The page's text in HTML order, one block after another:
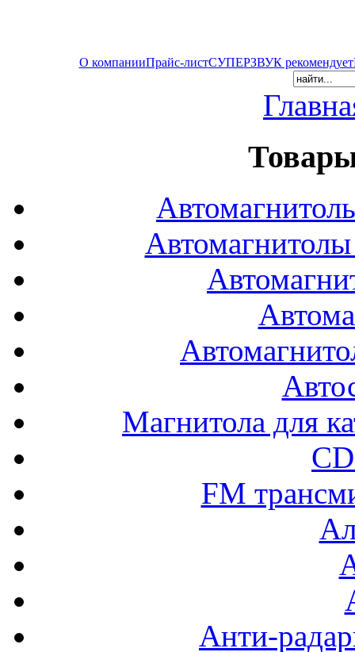
О компанииПрайс-листСУПЕРЗВУК рекомендует
Магнитола для
FM
Анти-